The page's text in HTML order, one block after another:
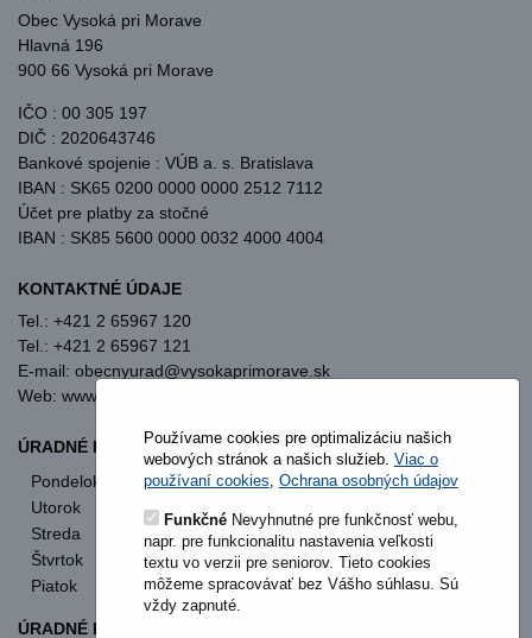
Obec Vysoká pri Morave
Hlavná 196
900 66 Vysoká pri Morave
IČO : 00 305 197
DIČ : 2020643746
Bankové spojenie : VÚB a. s. Bratislava
IBAN : SK65 0200 0000 0000 2512 7112
Účet pre platby za stočné
IBAN : SK85 5600 0000 0032 4000 4004
KONTAKTNÉ ÚDAJE
Tel.: +421 2 65967 120
Tel.: +421 2 65967 121
E-mail: obecnyurad@vysokaprimorave.sk
Web: www.vysokaprimorave.sk
ÚRADNÉ HODINY OBECNÝ ÚRAD
Pondelok
8:00 - 12:00
13:00 - 15:30
Utorok
8:00 - 12:00
Streda
8:00 - 12:00
13:00 - 17:00
Štvrtok
nestránkový deň
Piatok
8:00 - 12:00
ÚRADNÉ HODINY STAVEBNÝ ÚRAD
Používame cookies pre optimalizáciu našich
webových stránok a našich služieb. Viac o
používaní cookies Ochrana osobných údajov
FunkčnéNevyhnutné pre funkčnosť webu,
napr. pre funkcionalitu nastavenia veľkosti
textu vo verzii pre seniorov. Tieto cookies
môžeme spracovávať bez Vášho súhlasu. Sú
vždy zapnuté.